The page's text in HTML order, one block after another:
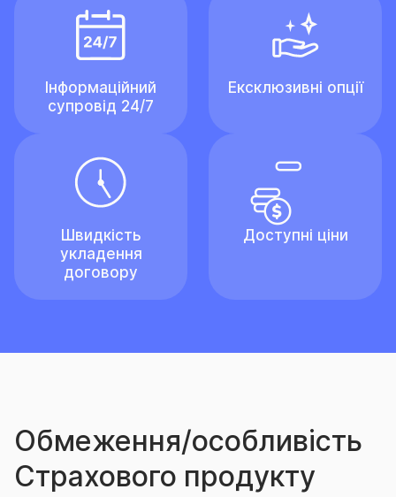
Інформаційний
супровід 24/7
Ексклюзивні опції
Швидкість
укладення
договору
Доступні ціни
Обмеження/особливість
Страхового продукту